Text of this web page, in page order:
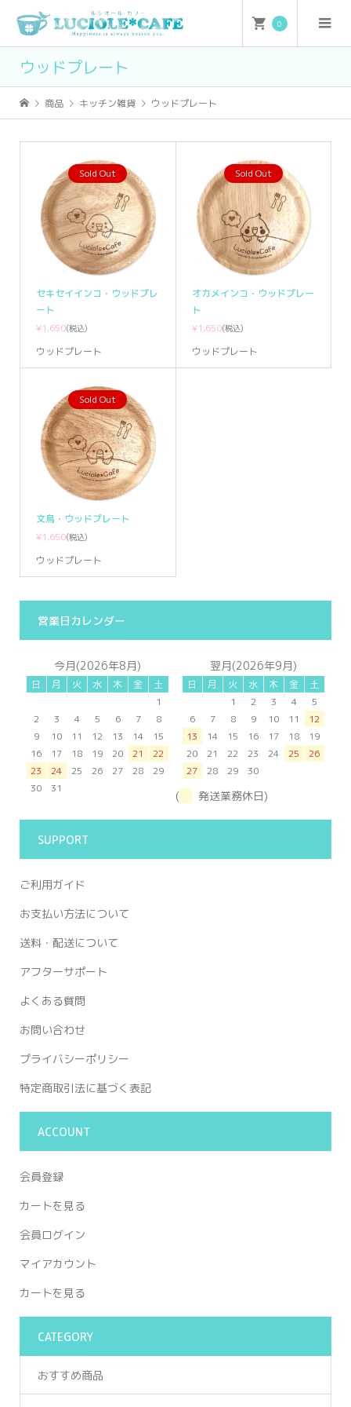
0
ウッドプレート
商品 キッチン雑貨 ウッドプレート
Sold Out
セキセイインコ・ウッドプレ
ート
¥1,650(税込)
ウッドプレート
Sold Out
オカメインコ・ウッドプレー
ト
¥1,650(税込)
ウッドプレート
Sold Out
文鳥・ウッドプレート
¥1,650(税込)
ウッドプレート
営業日カレンダー
今月(2026年8月)
日 月 火 水 木 金
土
1
2
3 4 5 6 7
8
9
10 11 12 13 14
15
16
17 18 19 20 21
22
23
24 25 26 27 28
29
30
31
翌月(2026年9月)
日 月 火 水 木 金
土
1
2 3 4
5
6
7 8 9 10 11
12
13
14 15 16 17 18
19
20
21 22 23 24 25
26
27
28 29 30
( 発送業務休日)
SUPPORT
ご利用ガイド
お支払い方法について
送料・配送について
アフターサポート
よくある質問
お問い合わせ
プライバシーポリシー
特定商取引法に基づく表記
ACCOUNT
会員登録
カートを見る
会員ログイン
マイアカウント
カートを見る
CATEGORY
おすすめ商品